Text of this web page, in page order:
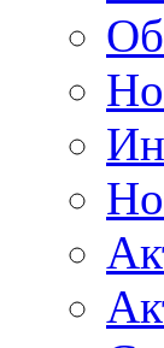
Об